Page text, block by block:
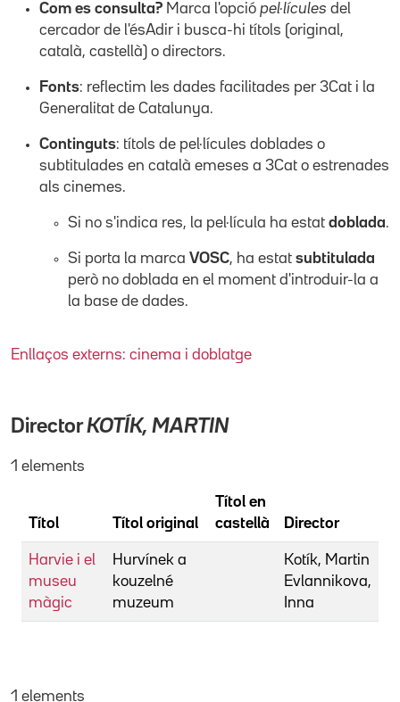
Com es consulta? Marca l'opció pel·lícules del
cercador de l'ésAdir i busca-hi títols (original,
català, castellà) o directors.
Fonts: reflectim les dades facilitades per 3Cat i la
Generalitat de Catalunya.
Continguts: títols de pel·lícules doblades o
subtitulades en català emeses a 3Cat o estrenades
als cinemes.
Si no s'indica res, la pel·lícula ha estat doblada.
Si porta la marca VOSC, ha estat subtitulada
però no doblada en el moment d'introduir-la a
la base de dades.
Enllaços externs: cinema i doblatge
DirectorKOTÍK, MARTIN
1 elements
Títol Títol original
Títol en
castellà
Director
Harvie i el
museu
màgic
Hurvínek a
kouzelné
muzeum
Kotík, Martin
Evlannikova,
Inna
1 elements